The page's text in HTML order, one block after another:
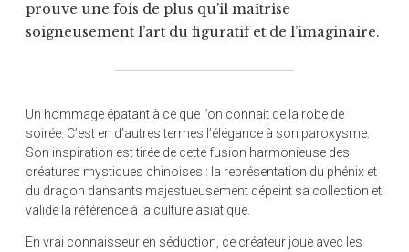
prouve une fois de plus qu’il maîtrise
soigneusement l’art du figuratif et de l’imaginaire.
Un hommage épatant à ce que l’on connait de la robe de
soirée. C’est en d’autres termes l’élégance à son paroxysme.
Son inspiration est tirée de cette fusion harmonieuse des
créatures mystiques chinoises : la représentation du phénix et
du dragon dansants majestueusement dépeint sa collection et
valide la référence à la culture asiatique.
En vrai connaisseur en séduction, ce créateur joue avec les